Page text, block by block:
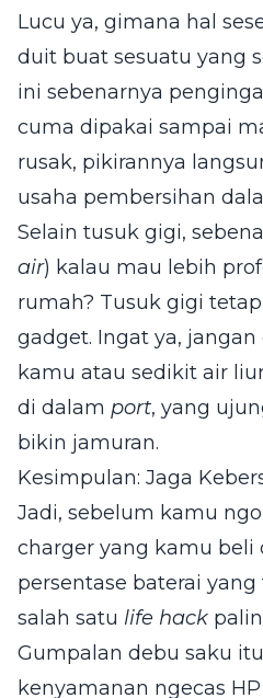
Lucu ya, gimana hal
duit buat sesuatu yang
ini sebenarnya
cuma dipakai sampai
rusak, pikirannya
usaha pembersihan
Selain tusuk gigi,
air) kalau mau lebih
rumah? Tusuk gigi
gadget. Ingat ya,
kamu atau sedikit air
di dalam port, yang
bikin jamuran.
Kesimpulan: Jaga
Jadi, sebelum kamu
charger yang kamu
persentase baterai
salah satu life hack
Gumpalan debu saku
kenyamanan ngecas